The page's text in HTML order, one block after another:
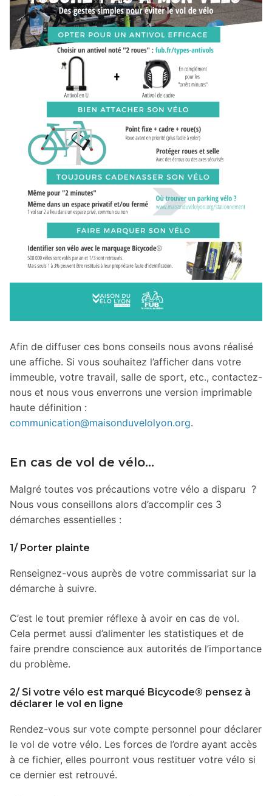
Afin de diffuser ces bons conseils nous avons réalisé
une affiche. Si vous souhaitez l’afficher dans votre
immeuble, votre travail, salle de sport, etc., contactez-
nous et nous vous enverrons une version imprimable
haute définition :
communication@maisonduvelolyon.org.
En cas de vol de vélo…
Malgré toutes vos précautions votre vélo a disparu ?
Nous vous conseillons alors d’accomplir ces 3
démarches essentielles :
1/ Porter plainte
Renseignez-vous auprès de votre commissariat sur la
démarche à suivre.
C’est le tout premier réflexe à avoir en cas de vol.
Cela permet aussi d’alimenter les statistiques et de
faire prendre conscience aux autorités de l’importance
du problème.
2/ Si votre vélo est marqué Bicycode® pensez à
déclarer le vol en ligne
Rendez-vous sur vote compte personnel pour déclarer
le vol de votre vélo. Les forces de l’ordre ayant accès
à ce fichier, elles pourront vous restituer votre vélo si
ce dernier est retrouvé.